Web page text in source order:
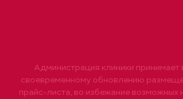
Администрация клиники принимает
своевременному обновлению
прайс-листа, во избежание возможных